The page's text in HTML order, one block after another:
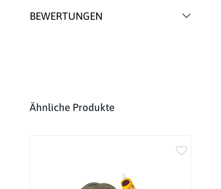
BEWERTUNGEN
Produktgalerie überspringen
Ähnliche Produkte